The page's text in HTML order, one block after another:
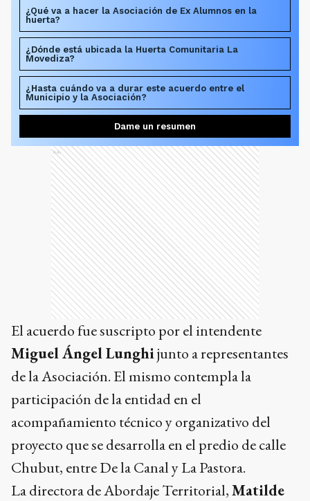
¿Qué va a hacer la Asociación de Ex Alumnos en la
huerta?
¿Dónde está ubicada la Huerta Comunitaria La
Movediza?
¿Hasta cuándo va a durar este acuerdo entre el
Municipio y la Asociación?
Dame un resumen
Ads
El acuerdo fue suscripto por el intendente
Miguel Ángel Lunghijunto a representantes
de la Asociación. El mismo contempla la
participación de la entidad en el
acompañamiento técnico y organizativo del
proyecto que se desarrolla en el predio de calle
Chubut, entre De la Canal y La Pastora.
La directora de Abordaje Territorial,Matilde